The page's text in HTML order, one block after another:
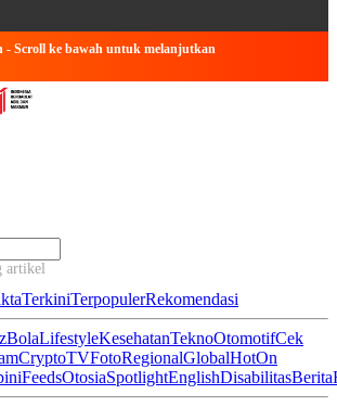
- Scroll ke bawah untuk melanjutkan
artikel ini...
TerkiniTerpopulerRekomendasi
BolaLifestyleKesehatanTeknoOtomotifCek
CryptoTVFotoRegionalGlobalHotOn
FeedsOtosiaSpotlightEnglishDisabilitasBerita